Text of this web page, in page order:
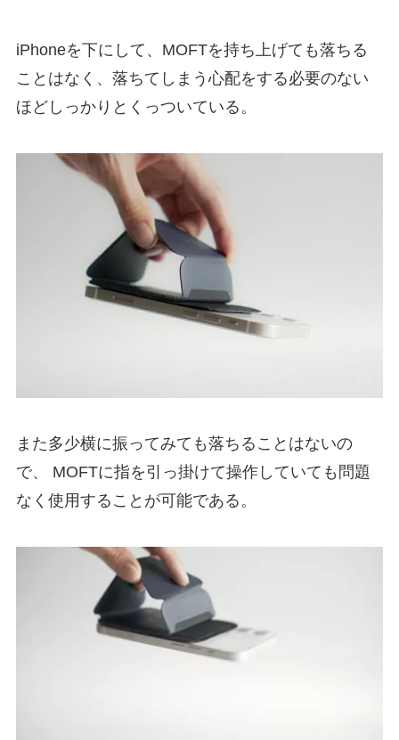
iPhoneを下にして、MOFTを持ち上げても落ちる
ことはなく、落ちてしまう心配をする必要のない
ほどしっかりとくっついている。
また多少横に振ってみても落ちることはないの
で、 MOFTに指を引っ掛けて操作していても問題
なく使用することが可能である。